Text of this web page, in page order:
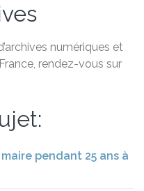
numériques et
rendez-vous sur
pendant 25 ans à